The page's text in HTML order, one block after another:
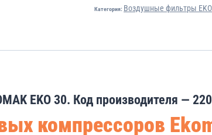
Категория: Воздушные фильтры
EKO 30. Код производителя —
компрессоров